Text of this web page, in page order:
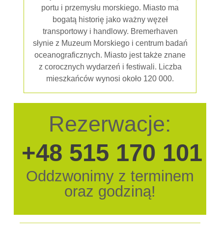
portu i przemysłu morskiego. Miasto ma
bogatą historię jako ważny węzeł
transportowy i handlowy. Bremerhaven
słynie z Muzeum Morskiego i centrum badań
oceanograficznych. Miasto jest także znane
z corocznych wydarzeń i festiwali. Liczba
mieszkańców wynosi około 120 000.
Rezerwacje:
+48 515 170 101
Oddzwonimy z terminem
oraz godziną!